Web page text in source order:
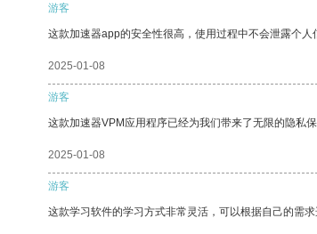
游客
这款加速器app的安全性很高，使用过程中不会泄露个人
2025-01-08
游客
这款加速器VPM应用程序已经为我们带来了无限的隐私保
2025-01-08
游客
这款学习软件的学习方式非常灵活，可以根据自己的需